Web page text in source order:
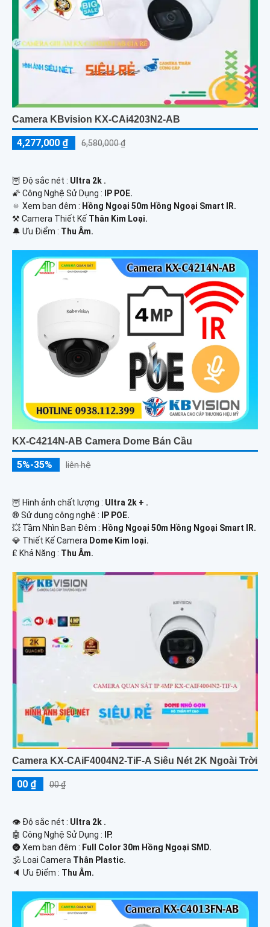
Camera KBvision KX-CAi4203N2-AB
4,277,000 ₫ 6,580,000 ₫
🦉 Độ sắc nét : Ultra 2k .
🌠 Công Nghệ Sử Dụng :
IP POE.
🔅 Xem ban đêm : Hồng Ngoại 50m Hồng Ngoại Smart IR.
⚒ Camera Thiết Kế Thân Kim Loại.
️🔔 Ưu Điểm : Thu Âm.
KX-C4214N-AB Camera Dome Bán Cầu
5%-35% liên hệ
🦉 Hình ảnh chất lượng : Ultra 2k + .
®️ Sử dụng công nghệ :
IP POE.
💥 Tầm Nhìn Ban Đêm : Hồng Ngoại 50m Hồng Ngoại Smart IR.
💎 Thiết Kế Camera Dome Kim loại.
️₤ Khả Năng : Thu Âm.
Camera KX-CAiF4004N2-TiF-A Siêu Nét 2K Ngoài Trời
00 ₫ 00 ₫
👁 Độ sắc nét : Ultra 2k .
🤖️ Công Nghệ Sử Dụng : IP.
🌚 Xem ban đêm : Full Color 30m Hồng Ngoại SMD.
🕉️ Loại Camera Thân Plastic.
️🔈 Ưu Điểm : Thu Âm.